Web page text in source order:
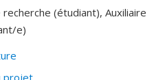
de l'espace à l'aide d'outils
pour la discipline de
de ses moyens. Irena
(étudiant), Auxiliaire
e)
projet